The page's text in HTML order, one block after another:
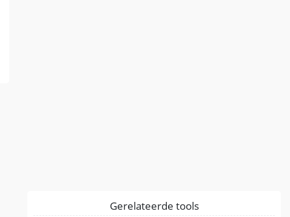
Gerelateerde tools